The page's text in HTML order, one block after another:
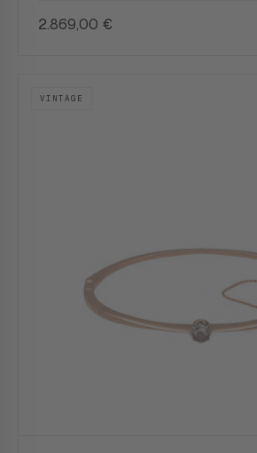
2.869,00 €
VINTAGE